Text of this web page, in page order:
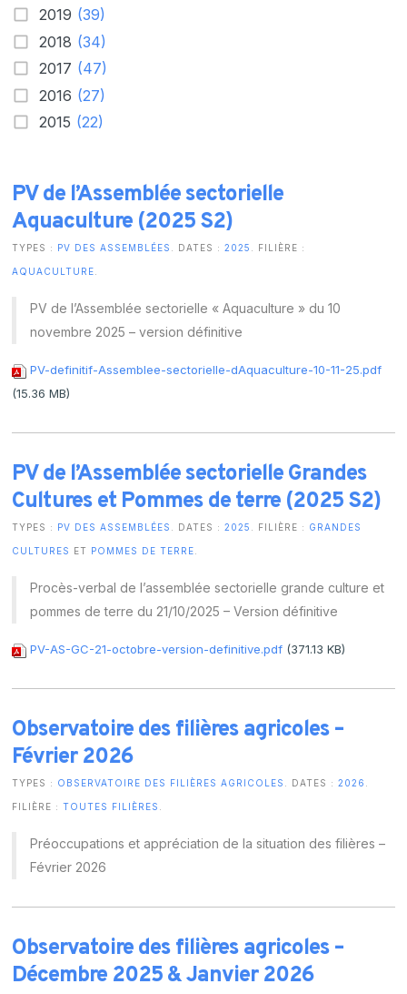
2019 (39)
2018 (34)
2017 (47)
2016 (27)
2015 (22)
PV de l’Assemblée sectorielle
Aquaculture (2025 S2)
TYPES : PV DES ASSEMBLÉES . DATES :2025 . FILIÈRE :
AQUACULTURE
PV de l’Assemblée sectorielle « Aquaculture » du 10
novembre 2025 – version définitive
PV-definitif-Assemblee-sectorielle-dAquaculture-10-11-25.pdf
(15.36 MB)
PV de l’Assemblée sectorielle Grandes
Cultures et Pommes de terre (2025 S2)
TYPES : PV DES ASSEMBLÉES . DATES :2025 . FILIÈRE : GRANDES
CULTURES ET POMMES DE TERRE
Procès-verbal de l’assemblée sectorielle grande culture et
pommes de terre du 21/10/2025 – Version définitive
PV-AS-GC-21-octobre-version-definitive.pdf (371.13 KB)
Observatoire des filières agricoles –
Février 2026
TYPES : OBSERVATOIRE DES FILIÈRES AGRICOLES . DATES :2026
FILIÈRE :TOUTES FILIÈRES
Préoccupations et appréciation de la situation des filières –
Février 2026
Observatoire des filières agricoles –
Décembre 2025 & Janvier 2026